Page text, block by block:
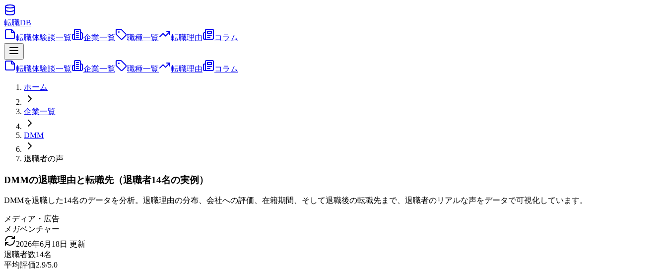
転職DB
転職体験談一覧
企業一覧 職種一覧 転職理由 コラム
転職体験談一覧 企業一覧 職種一覧 転職理由 コラム
ホーム
企業一覧
DMM
退職者の声
DMMの退職理由と転職先（退職者14名の実例）
DMMを退職した14名のデータを分析。退職理由の分布、会社への評価、在籍期間、そして退職後の転職先まで、退職者のリアルな声をデータで可視化しています。
メディア・広告
メガベンチャー
2026年6月18日 更新
退職者数14名
平均評価2.9/5.0